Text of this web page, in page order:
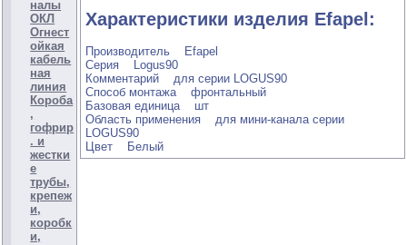
налы
ОКЛ
Огнест
ойкая
кабель
ная
линия
Короба
,
гофрир
. и
жестки
е
трубы,
крепеж
и,
коробк
и,
Характеристики изделия Efapel:
Производитель Efapel
Серия Logus90
Комментарий для серии LOGUS90
Способ монтажа фронтальный
Базовая единица шт
Область применения для мини-канала серии
LOGUS90
Цвет Белый